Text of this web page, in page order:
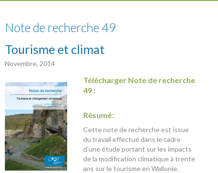
Note de recherche 49
Tourisme et climat
Novembre, 2014
Télécharger Note de recherche
49 :
Résumé:
Cette note de recherche est issue
du travail effectué dans le cadre
d’une étude portant sur les impacts
de la modification climatique à trente
ans sur le tourisme en Wallonie.